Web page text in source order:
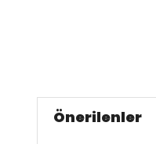
Önerilenler